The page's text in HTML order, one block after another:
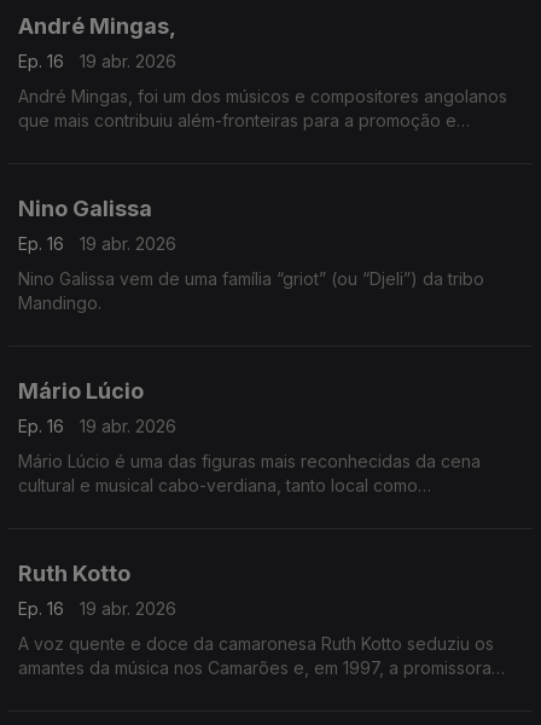
André Mingas,
Ep. 16
19 abr. 2026
André Mingas, foi um dos músicos e compositores angolanos
que mais contribuiu além-fronteiras para a promoção e
Nino Galissa
Ep. 16
19 abr. 2026
Nino Galissa vem de uma família “griot” (ou “Djeli”) da tribo
Mandingo.
Mário Lúcio
Ep. 16
19 abr. 2026
Mário Lúcio é uma das figuras mais reconhecidas da cena
cultural e musical cabo-verdiana, tanto local como
Ruth Kotto
Ep. 16
19 abr. 2026
A voz quente e doce da camaronesa Ruth Kotto seduziu os
amantes da música nos Camarões e, em 1997, a promissora